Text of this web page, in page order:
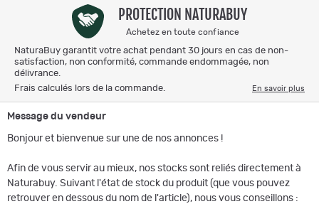
PROTECTION NATURABUY
Achetez en toute confiance
NaturaBuy garantit votre achat pendant 30 jours en cas de non-
satisfaction, non conformité, commande endommagée, non
délivrance.
Frais calculés lors de la commande.
En savoir plus
Message du vendeur
Bonjour et bienvenue sur une de nos annonces !
Afin de vous servir au mieux, nos stocks sont reliés directement à
Naturabuy. Suivant l'état de stock du produit (que vous pouvez
retrouver en dessous du nom de l'article), nous vous conseillons :